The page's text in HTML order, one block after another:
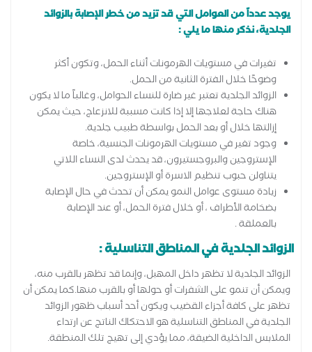
يوجد عدداً من العوامل التي قد تزيد من خطر الإصابة بالزوائد
الجلدية، نذكر منها ما يلي :
تغيرات في مستويات الهرمونات أثناء الحمل، وتكون أكثر
وضوحًا خلال الفترة الثانية من الحمل.
الزوائد الجلدية تعتبر غير ضارة للنساء الحوامل، وغالباً ما لا يكون
هناك حاجة لعلاجها إلا إذا كانت مسببة للانزعاج، حيث يمكن
إزالتها خلال أو بعد الحمل بواسطة طبيب جلدية.
وجود تغير في مستويات الهرمونات الجنسية، خاصة
الإستروجين والبروجستيرون، قد يحدث لدى النساء اللاتي
يتناولن حبوب تنظيم الاسرة أو الإستروجين.
زيادة مستوى عوامل النمو يمكن أن تحدث في حال الإصابة
بضخامة الأطراف ، أو خلال فترة الحمل، أو عند الإصابة
بالعملقة .
الزوائد الجلدية في المناطق التناسلية :
الزوائد الجلدية لا تظهر داخل المهبل، وإنما قد تظهر بالقرب منه،
ويمكن أن تنمو على الشفرات أو حولها أو بالقرب منها.كما يمكن أن
تظهر على كافة أجزاء القضيب ويكون أحد أسباب ظهور الزوائد
الجلدية في المناطق التناسلية هو الاحتكاك الناتج عن ارتداء
الملابس الداخلية الضيقة، مما يؤدي إلى تهيج تلك المنطقة.